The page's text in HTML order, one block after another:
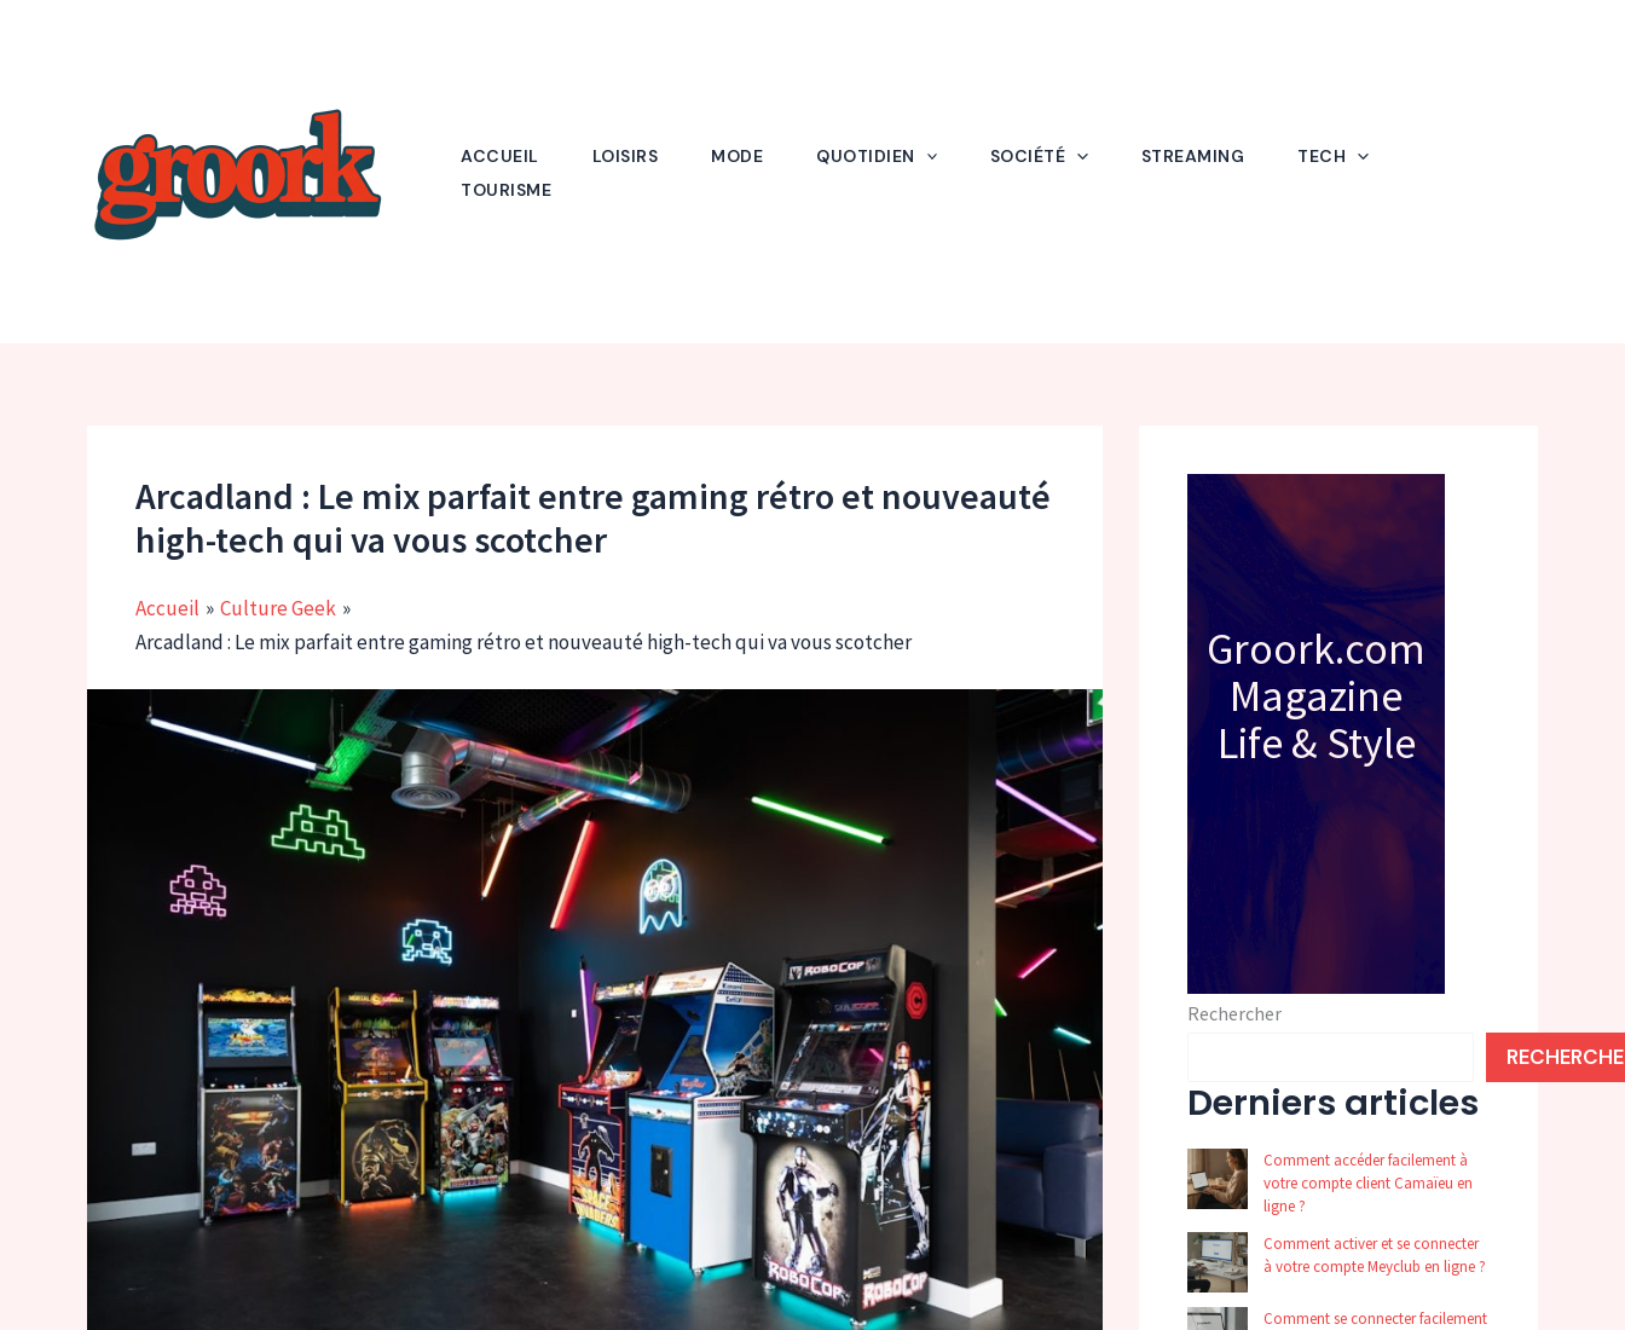
ACCUEIL LOISIRS MODE QUOTIDIEN SOCIÉTÉ STREAMING
TECH
TOURISME
Arcadland : Le mix parfait entre gaming rétro et nouveauté
high-tech qui va vous scotcher
Accueil
Culture Geek
Arcadland : Le mix parfait entre gaming rétro et nouveauté high-tech qui va vous scotcher
Groork.com
Magazine
Life & Style
Rechercher
Derniers articles
Comment accéder facilement à
votre compte client Camaïeu en
ligne ?
Comment activer et se connecter
à votre compte Meyclub en ligne ?
Comment se connecter facilement